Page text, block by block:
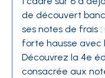
de découvert
ses notes de frais
forte hausse avec
Découvrez la 4e
consacrée aux